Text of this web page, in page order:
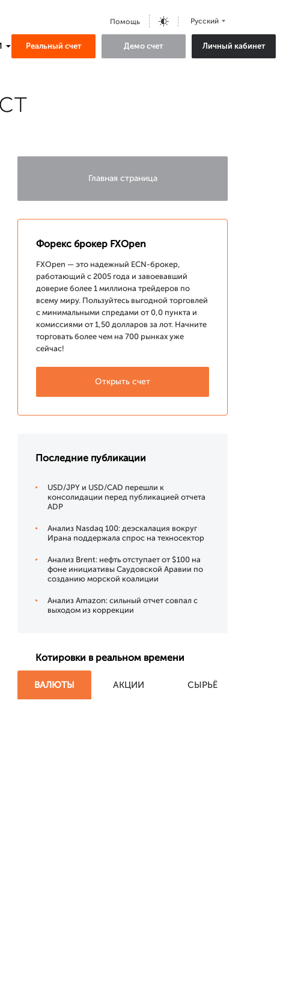
Помощь Русский
Реальный счет Демо счет Личный кабинет
Главная страница
Форекс брокер FXOpen
FXOpen — это надежный ECN-брокер,
работающий с 2005 года и завоевавший
доверие более 1 миллиона трейдеров по
всему миру. Пользуйтесь выгодной торговлей
с минимальными спредами от 0,0 пункта и
комиссиями от 1,50 долларов за лот. Начните
торговать более чем на 700 рынках уже
сейчас!
Открыть счет
Последние публикации
USD/JPY и USD/CAD перешли к
консолидации перед публикацией отчета
ADP
Анализ Nasdaq 100: деэскалация вокруг
Ирана поддержала спрос на техносектор
Анализ Brent: нефть отступает от $100 на
фоне инициативы Саудовской Аравии по
созданию морской коалиции
Анализ Amazon: сильный отчет совпал с
выходом из коррекции
Котировки в реальном времени
ВАЛЮТЫ АКЦИИ СЫРЬЁ